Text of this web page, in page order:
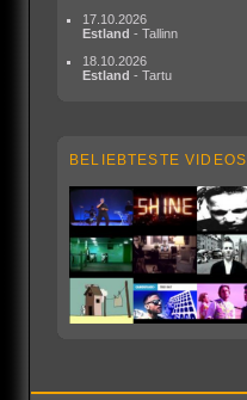
17.10.2026
Estland - Tallinn
18.10.2026
Estland - Tartu
BELIEBTESTE VIDEOS